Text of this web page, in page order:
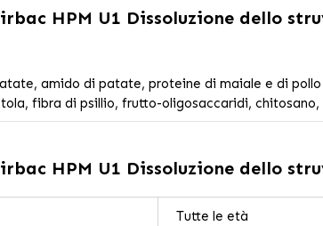
HPM U1 Dissoluzione dello
amido di patate, proteine di maiale e di
fibra di psillio, frutto-oligosaccaridi,
HPM U1 Dissoluzione dello
Tutte le età